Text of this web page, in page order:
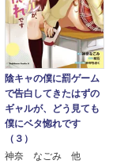
陰キャの僕に罰ゲーム
で告白してきたはずの
ギャルが、どう見ても
僕にベタ惚れです
（３）
神奈 なごみ 他